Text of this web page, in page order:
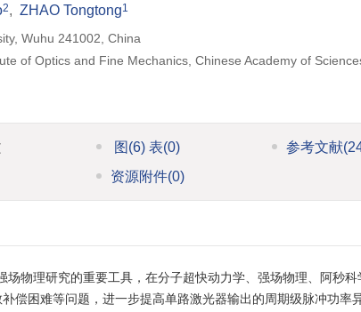
2, ZHAO Tongtong1
Wuhu 241002, China
of Optics and Fine Mechanics, Chinese Academy of
图 (6)表(0) 参考文献
资源附件(0)
物理研究的重要工具，在分子超快动力学、强场物理、阿秒
偿困难等问题，进一步提高单路激光器输出的周期级脉冲功率